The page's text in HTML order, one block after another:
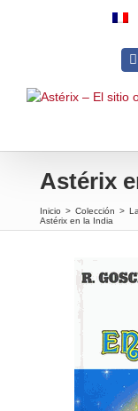
Astérix
Inicio > Colección >
Astérix en la India